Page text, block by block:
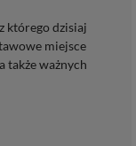
którego dzisiaj
miejsce
także ważnych